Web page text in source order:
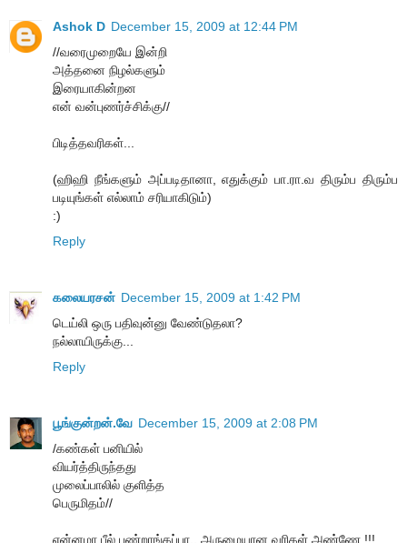
Ashok D December 15, 2009 at 12:44 PM
//வரைமுறையே இன்றி
அத்தனை நிழல்களும்
இரையாகின்றன
என் வன்புணர்ச்சிக்கு//
பிடித்தவரிகள்...
(ஹிஹி நீங்களும் அப்படிதானா, எதுக்கும் பா.ரா.வ திரும்ப திரும்ப
படியுங்கள் எல்லாம் சரியாகிடும்)
:)
Reply
கலையரசன் December 15, 2009 at 1:42 PM
டெய்லி ஒரு பதிவுன்னு வேண்டுதலா?
நல்லாயிருக்கு...
Reply
பூங்குன்றன்.வே December 15, 2009 at 2:08 PM
/கண்கள் பனியில்
வியர்த்திருந்தது
முலைப்பாலில் குளித்த
பெருமிதம்//
என்னமா பீல் பண்றாங்கப்பா.. அருமையான வரிகள் அண்ணே !!!